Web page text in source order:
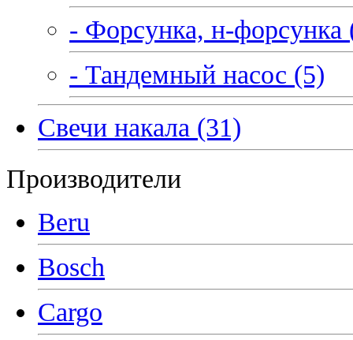
- Форсунка, н-форсунка
- Тандемный насос (5)
Свечи накала (31)
Производители
Beru
Bosch
Cargo